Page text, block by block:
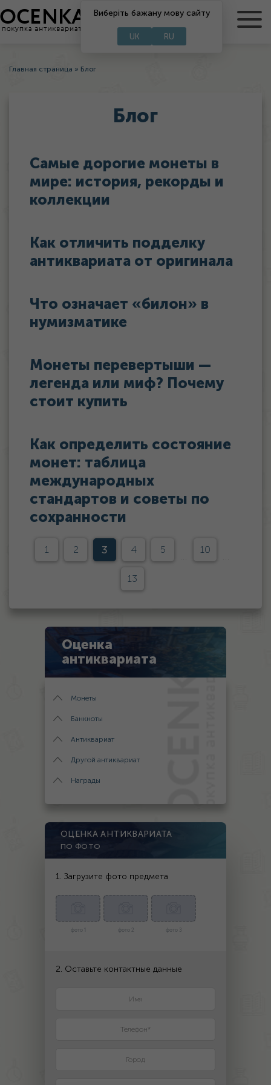
RU
Виберіть бажану мову сайту
UK RU
Главная страница » Блог
Блог
Самые дорогие монеты в
мире: история, рекорды и
коллекции
Как отличить подделку
антиквариата от оригинала
Что означает «билон» в
нумизматике
Монеты перевертыши —
легенда или миф? Почему
стоит купить
Как определить состояние
монет: таблица
международных
стандартов и советы по
сохранности
1 2 3 4 5 ... 10 ...
13
Оценка
антиквариата
Монеты
Банкноты
Антиквариат
Другой антиквариат
Награды
ОЦЕНКА АНТИКВАРИАТА
ПО ФОТО
1. Загрузите фото предмета
фото 1 фото 2 фото 3
2. Оставьте контактные данные